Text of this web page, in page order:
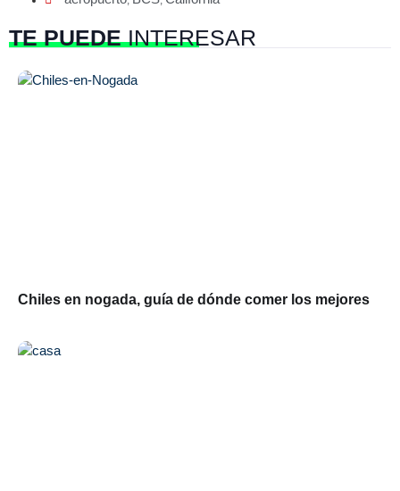
TE PUEDEINTERESAR
Chiles en nogada, guía de dónde comer los mejores